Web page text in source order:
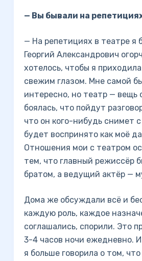
— Вы бывали на
— На репетициях в театре я
Георгий Александрович
хотелось, чтобы я
свежим глазом. Мне самой
интересно, но театр — вещь
боялась, что пойдут
что он кого-нибудь снимет
будет воспринято как моё
Отношения мои с театром
тем, что главный режиссёр
братом, а ведущий актёр —
Дома же обсуждали всё и
каждую роль, каждое
соглашались, спорили. Это
3-4 часов ночи ежедневно.
я больше говорила о том,